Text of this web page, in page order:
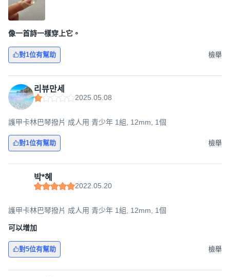
像一首詩一樣穿上它。
對1位有幫助 檢舉
리뷰만세
2025.05.08
護甲卡林巴琴撥片 成人用 青少年 1組, 12mm, 1個
對1位有幫助 檢舉
박*혜
2022.05.20
護甲卡林巴琴撥片 成人用 青少年 1組, 12mm, 1個
可以增加
對5位有幫助 檢舉